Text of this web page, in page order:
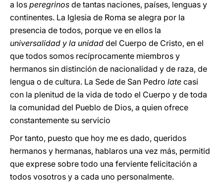
a los peregrinos de tantas naciones, países, lenguas y
continentes. La Iglesia de Roma se alegra por la
presencia de todos, porque ve en ellos la
universalidad y la unidad del Cuerpo de Cristo, en el
que todos somos recíprocamente miembros y
hermanos sin distinción de nacionalidad y de raza, de
lengua o de cultura. La Sede de San Pedro late casi
con la plenitud de la vida de todo el Cuerpo y de toda
la comunidad del Pueblo de Dios, a quien ofrece
constantemente su servicio
Por tanto, puesto que hoy me es dado, queridos
hermanos y hermanas, hablaros una vez más, permitid
que exprese sobre todo una ferviente felicitación a
todos vosotros y a cada uno personalmente.